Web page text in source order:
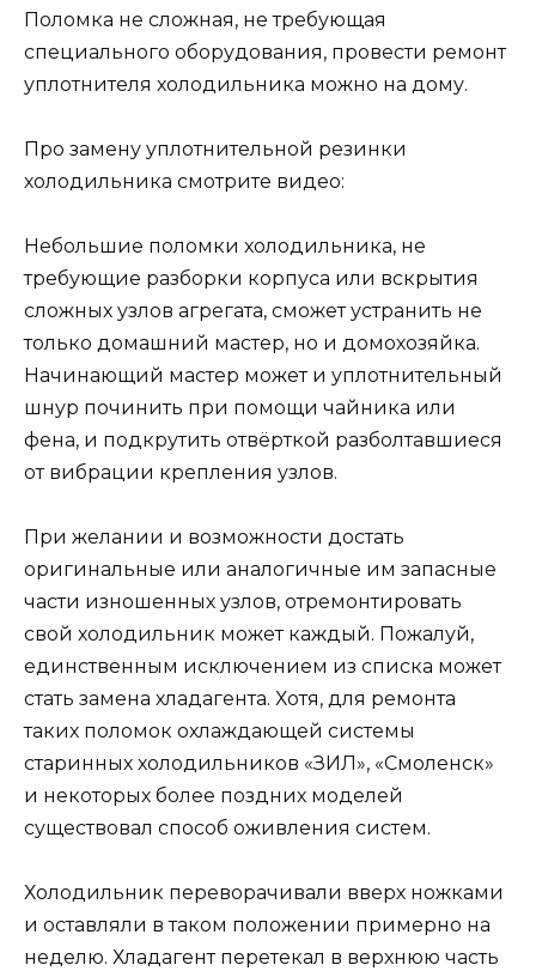
Поломка не сложная, не требующая
специального оборудования, провести ремонт
уплотнителя холодильника можно на дому.
Про замену уплотнительной резинки
холодильника смотрите видео:
Небольшие поломки холодильника, не
требующие разборки корпуса или вскрытия
сложных узлов агрегата, сможет устранить не
только домашний мастер, но и домохозяйка.
Начинающий мастер может и уплотнительный
шнур починить при помощи чайника или
фена, и подкрутить отвёрткой разболтавшиеся
от вибрации крепления узлов.
При желании и возможности достать
оригинальные или аналогичные им запасные
части изношенных узлов, отремонтировать
свой холодильник может каждый. Пожалуй,
единственным исключением из списка может
стать замена хладагента. Хотя, для ремонта
таких поломок охлаждающей системы
старинных холодильников «ЗИЛ», «Смоленск»
и некоторых более поздних моделей
существовал способ оживления систем.
Холодильник переворачивали вверх ножками
и оставляли в таком положении примерно на
неделю. Хладагент перетекал в верхнюю часть